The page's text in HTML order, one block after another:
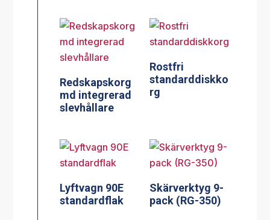
Redskapskorg
md integrerad
slevhållare
Rostfri
standarddiskko
rg
Lyftvagn 90E
standardflak
Skärverktyg 9-
pack (RG-350)